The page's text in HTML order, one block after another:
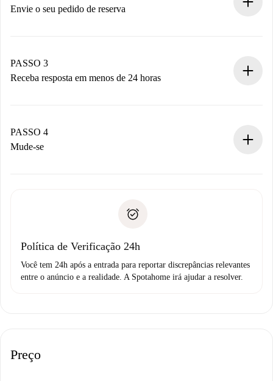
antecipadamente.
Envie o seu pedido de reserva
Não cobramos nada até que o proprietário confirme.
PASSO 3
Receba resposta em menos de 24 horas
proprietário.
Se recusada: não cobraremos nada e ofereceremos
Débito direto bancário
PASSO 4
Mude-se
não comunicar nenhum problema.
Política de Verificação 24h
Você tem 24h após a entrada para reportar discrepâncias relevantes
entre o anúncio e a realidade. A Spotahome irá ajudar a resolver.
Preço